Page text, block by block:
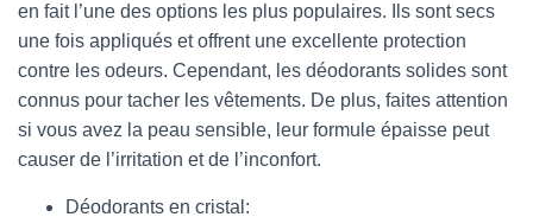
en fait l’une des options les plus populaires. Ils sont secs
une fois appliqués et offrent une excellente protection
contre les odeurs. Cependant, les déodorants solides sont
connus pour tacher les vêtements. De plus, faites attention
si vous avez la peau sensible, leur formule épaisse peut
causer de l’irritation et de l’inconfort.
Déodorants en cristal: